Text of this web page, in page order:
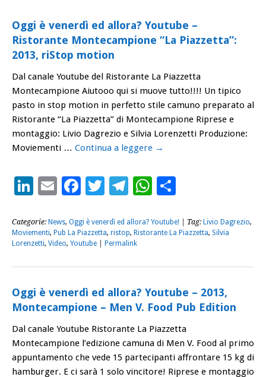
Oggi è venerdì ed allora? Youtube –
Ristorante Montecampione “La Piazzetta”:
2013, riStop motion
Dal canale Youtube del Ristorante La Piazzetta
Montecampione Aiutooo qui si muove tutto!!!! Un tipico
pasto in stop motion in perfetto stile camuno preparato al
Ristorante “La Piazzetta” di Montecampione Riprese e
montaggio: Livio Dagrezio e Silvia Lorenzetti Produzione:
Moviementi … Continua a leggere →
LinkedIn
EmailFacebook
Twitter
Telegram
WhatsApp
Categorie: News, Oggi è venerdì ed allora? Youtube! | Tag: Livio Dagrezio,
Moviementi, Pub La Piazzetta, ristop, Ristorante La Piazzetta, Silvia
Lorenzetti, Video, Youtube Permalink
Oggi è venerdì ed allora? Youtube – 2013,
Montecampione – Men V. Food Pub Edition
Dal canale Youtube Ristorante La Piazzetta
Montecampione l’edizione camuna di Men V. Food al primo
appuntamento che vede 15 partecipanti affrontare 15 kg di
hamburger. E ci sarà 1 solo vincitore! Riprese e montaggio